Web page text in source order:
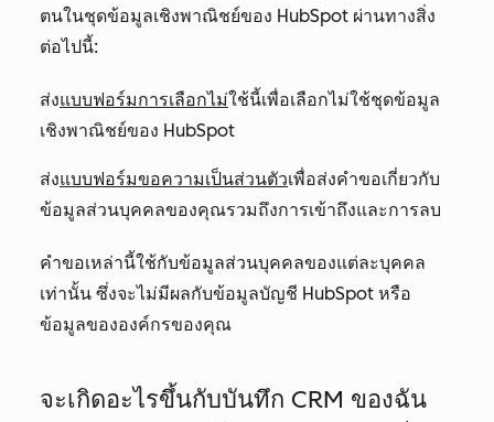
ตนในชุดข้อมูลเชิงพาณิชย์ของ HubSpot ผ่านทางสิ่ง
ต่อไปนี้:
ส่งแบบฟอร์มการเลือกไม่ใช้นี้เพื่อเลือกไม่ใช้ชุดข้อมูล
เชิงพาณิชย์ของ HubSpot
ส่งแบบฟอร์มขอความเป็นส่วนตัวเพื่อส่งคำขอเกี่ยวกับ
ข้อมูลส่วนบุคคลของคุณรวมถึงการเข้าถึงและการลบ
คำขอเหล่านี้ใช้กับข้อมูลส่วนบุคคลของแต่ละบุคคล
เท่านั้น ซึ่งจะไม่มีผลกับข้อมูลบัญชี HubSpot หรือ
ข้อมูลขององค์กรของคุณ
จะเกิดอะไรขึ้นกับบันทึก CRM ของฉัน